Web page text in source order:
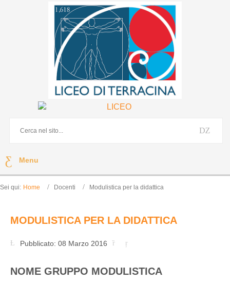
Menu
Sei qui: Home Docenti Modulistica per la didattica
MODULISTICA PER LA DIDATTICA
Pubblicato: 08 Marzo 2016
NOME GRUPPO MODULISTICA